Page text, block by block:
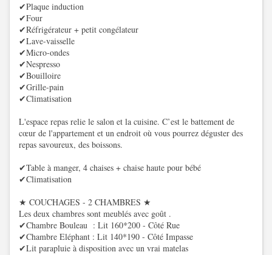
✔Plaque induction
✔Four
✔Réfrigérateur + petit congélateur
✔Lave-vaisselle
✔Micro-ondes
✔Nespresso
✔Bouilloire
✔Grille-pain
✔Climatisation
L'espace repas relie le salon et la cuisine. C’est le battement de
cœur de l'appartement et un endroit où vous pourrez déguster des
repas savoureux, des boissons.
✔Table à manger, 4 chaises + chaise haute pour bébé
✔Climatisation
★ COUCHAGES - 2 CHAMBRES ★
Les deux chambres sont meublés avec goût .
✔Chambre Bouleau : Lit 160*200 - Côté Rue
✔Chambre Eléphant : Lit 140*190 - Côté Impasse
✔Lit parapluie à disposition avec un vrai matelas